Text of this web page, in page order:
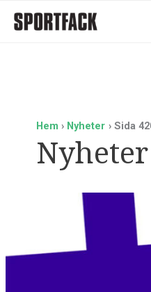
Hem Nyheter Sida
Nyheter